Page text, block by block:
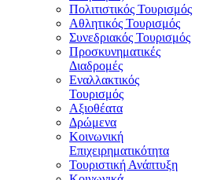
Πολιτιστικός Τουρισμός
Αθλητικός Τουρισμός
Συνεδριακός Τουρισμός
Προσκυνηματικές
Διαδρομές
Εναλλακτικός
Τουρισμός
Αξιοθέατα
Δρώμενα
Κοινωνική
Επιχειρηματικότητα
Τουριστική Ανάπτυξη